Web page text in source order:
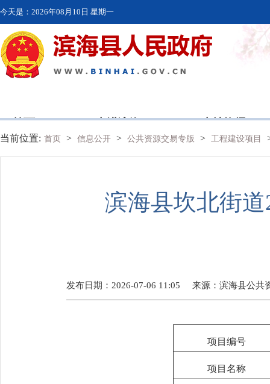
今天是： 2026年08月10日 星期一
首页 走进滨海 本地资讯
当前位置: 首页 > 信息公开 > 公共资源交易专版 > 工程建设项目
滨海县坎北街
发布日期：2026-07-06 11:05 来源： 滨海县公共
项目编号
项目名称